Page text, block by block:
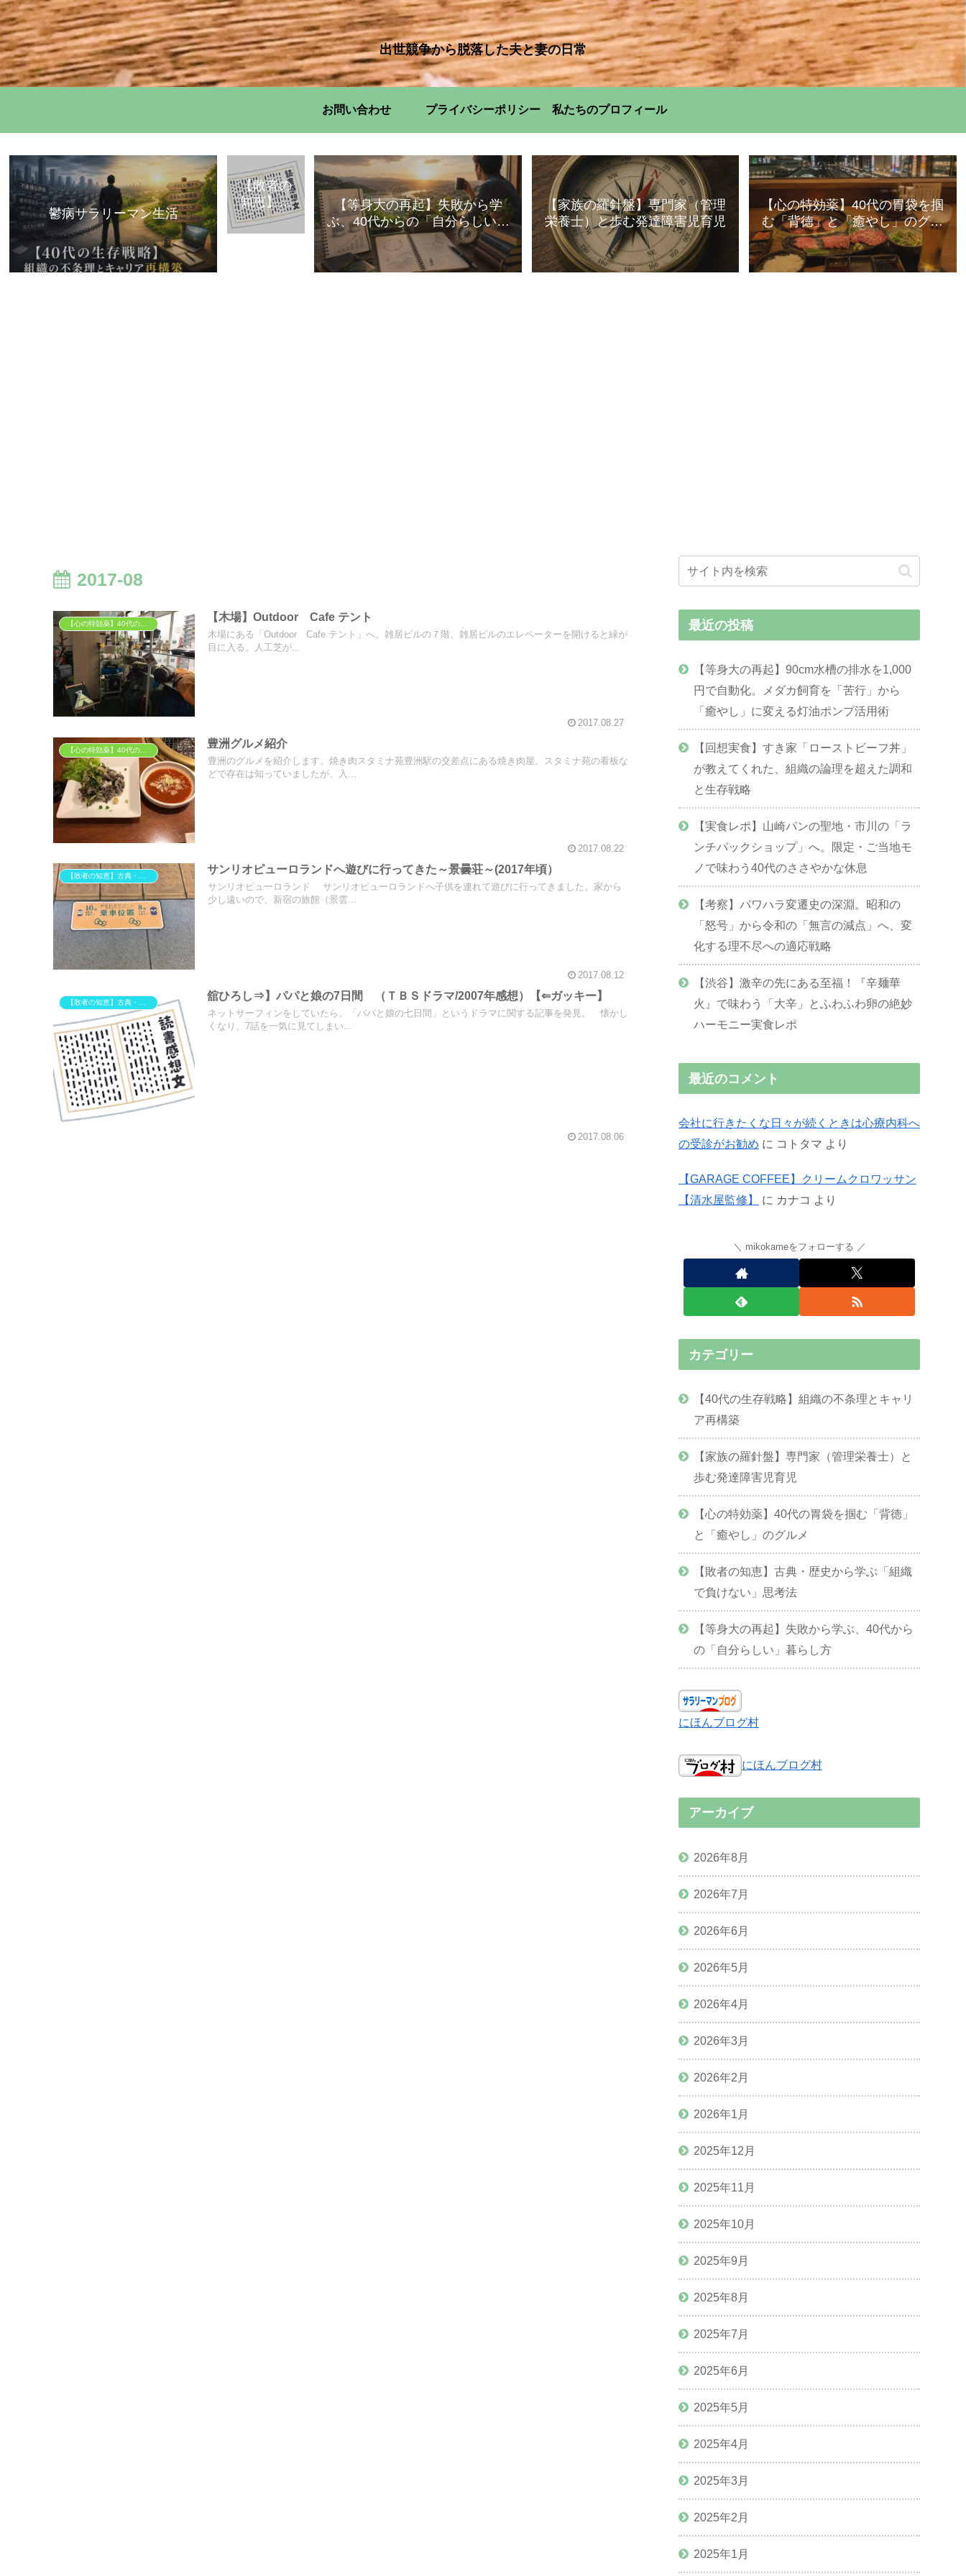
出世競争から脱落した夫と妻の日常
お問い合わせ プライバシーポリシー 私たちのプロフィール
鬱病サラリーマン生活
【敗者の
知恵】古
典・歴史
から学ぶ
【等身大の再起】失敗から学
ぶ、40代からの「自分らしい」
暮らし方
【家族の羅針盤】専門家（管理
栄養士）と歩む発達障害児育児
【心の特効薬】40代の胃袋を掴
む「背徳」と「癒やし」のグル
メ
2017-08
【木場】Outdoor Cafe テント
木場にある「Outdoor Cafe テント」へ。雑居ビルの７階。雑居ビルのエレベーターを開けると緑が
目に入る。人工芝が...
2017.08.27
豊洲グルメ紹介
豊洲のグルメを紹介します。焼き肉スタミナ苑豊洲駅の交差点にある焼き肉屋。スタミナ苑の看板な
どで存在は知っていましたが、入...
2017.08.22
【敗者の知恵】古典・歴史から学ぶ「組織で負けない」思考法
サンリオピューロランドへ遊びに行ってきた～景曇荘～(2017年頃）
サンリオピューロランド サンリオピューロランドへ子供を連れて遊びに行ってきました。家から
少し遠いので、新宿の旅館（景雲...
2017.08.12
【敗者の知恵】古典・歴史から学ぶ「組織で負けない」思考法
舘ひろし⇒】パパと娘の7日間 （ＴＢＳドラマ/2007年感想）【⇐ガッキー】
ネットサーフィンをしていたら、「パパと娘の七日間」というドラマに関する記事を発見。 懐かし
くなり、7話を一気に見てしまい...
2017.08.06
最近の投稿
【等身大の再起】90cm水槽の排水を1,000
円で自動化。メダカ飼育を「苦行」から
「癒やし」に変える灯油ポンプ活用術
【回想実食】すき家「ローストビーフ丼」
が教えてくれた、組織の論理を超えた調和
と生存戦略
【実食レポ】山崎パンの聖地・市川の「ラ
ンチパックショップ」へ。限定・ご当地モ
ノで味わう40代のささやかな休息
【考察】パワハラ変遷史の深淵。昭和の
「怒号」から令和の「無言の減点」へ、変
化する理不尽への適応戦略
【渋谷】激辛の先にある至福！『辛麺華
火』で味わう「大辛」とふわふわ卵の絶妙
ハーモニー実食レポ
最近のコメント
会社に行きたくな日々が続くときは心療内科へ
の受診がお勧め に コトタマ より
【GARAGE COFFEE】クリームクロワッサン
【清水屋監修】
に カナコ より
mikokameをフォローする
カテゴリー
【40代の生存戦略】組織の不条理とキャリ
ア再構築
【家族の羅針盤】専門家（管理栄養士）と
歩む発達障害児育児
【心の特効薬】40代の胃袋を掴む「背徳」
と「癒やし」のグルメ
【敗者の知恵】古典・歴史から学ぶ「組織
で負けない」思考法
【等身大の再起】失敗から学ぶ、40代から
の「自分らしい」暮らし方
にほんブログ村
にほんブログ村
アーカイブ
2026年8月
2026年7月
2026年6月
2026年5月
2026年4月
2026年3月
2026年2月
2026年1月
2025年12月
2025年11月
2025年10月
2025年9月
2025年8月
2025年7月
2025年6月
2025年5月
2025年4月
2025年3月
2025年2月
2025年1月